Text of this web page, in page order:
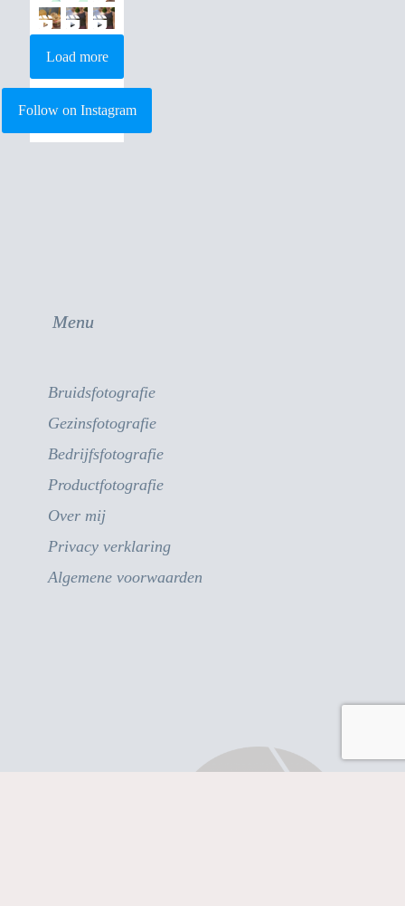
Menu
Bruidsfotografie
Gezinsfotografie
Bedrijfsfotografie
Productfotografie
Over mij
Privacy verklaring
Algemene voorwaarden
Load more
Follow on Instagram